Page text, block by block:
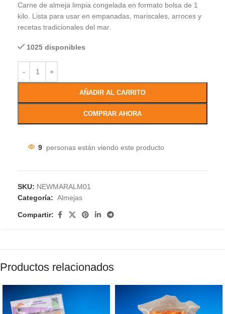
Carne de almeja limpia congelada en formato bolsa de 1
kilo. Lista para usar en empanadas, mariscales, arroces y
recetas tradicionales del mar.
1025 disponibles
AÑADIR AL CARRITO
COMPRAR AHORA
9 personas están viendo este producto
SKU: NEWMARALM01
Categoría: Almejas
Compartir:
Productos relacionados